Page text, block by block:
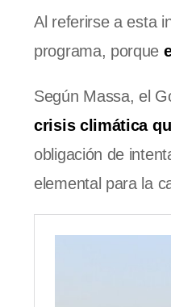
Al referirse a esta
programa, porque
Según Massa, el
crisis climática
obligación de
elemental para la